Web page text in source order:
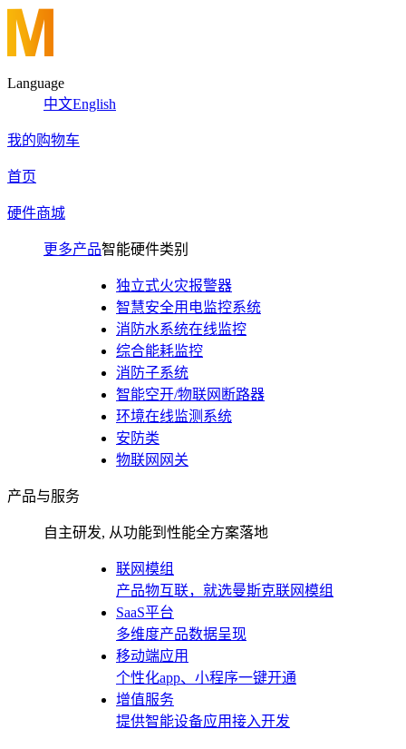
Language
中文English
我的购物车
首页
硬件商城
更多产品智能硬件类别
独立式火灾报警器
智慧安全用电监控系统
消防水系统在线监控
综合能耗监控
消防子系统
智能空开/物联网断路器
环境在线监测系统
安防类
物联网网关
产品与服务
自主研发, 从功能到性能全方案落地
联网模组
产品物互联，就选曼斯克联网模组
SaaS平台
多维度产品数据呈现
移动端应用
个性化app、小程序一键开通
增值服务
提供智能设备应用接入开发